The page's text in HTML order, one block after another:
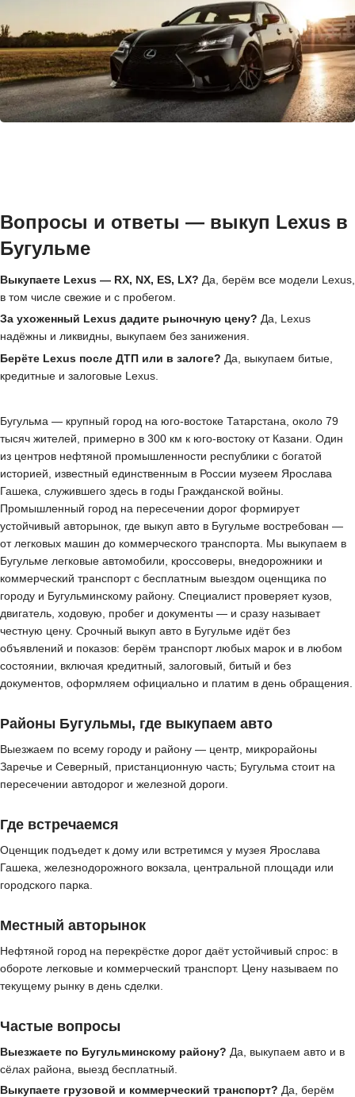
Вопросы и ответы — выкуп Lexus в
Бугульме
Выкупаете Lexus — RX, NX, ES, LX? Да, берём все модели Lexus,
в том числе свежие и с пробегом.
За ухоженный Lexus дадите рыночную цену? Да, Lexus
надёжны и ликвидны, выкупаем без занижения.
Берёте Lexus после ДТП или в залоге? Да, выкупаем битые,
кредитные и залоговые Lexus.
Бугульма — крупный город на юго-востоке Татарстана, около 79
тысяч жителей, примерно в 300 км к юго-востоку от Казани. Один
из центров нефтяной промышленности республики с богатой
историей, известный единственным в России музеем Ярослава
Гашека, служившего здесь в годы Гражданской войны.
Промышленный город на пересечении дорог формирует
устойчивый авторынок, где выкуп авто в Бугульме востребован —
от легковых машин до коммерческого транспорта. Мы выкупаем в
Бугульме легковые автомобили, кроссоверы, внедорожники и
коммерческий транспорт с бесплатным выездом оценщика по
городу и Бугульминскому району. Специалист проверяет кузов,
двигатель, ходовую, пробег и документы — и сразу называет
честную цену. Срочный выкуп авто в Бугульме идёт без
объявлений и показов: берём транспорт любых марок и в любом
состоянии, включая кредитный, залоговый, битый и без
документов, оформляем официально и платим в день обращения.
Районы Бугульмы, где выкупаем авто
Выезжаем по всему городу и району — центр, микрорайоны
Заречье и Северный, пристанционную часть; Бугульма стоит на
пересечении автодорог и железной дороги.
Где встречаемся
Оценщик подъедет к дому или встретимся у музея Ярослава
Гашека, железнодорожного вокзала, центральной площади или
городского парка.
Местный авторынок
Нефтяной город на перекрёстке дорог даёт устойчивый спрос: в
обороте легковые и коммерческий транспорт. Цену называем по
текущему рынку в день сделки.
Частые вопросы
Выезжаете по Бугульминскому району? Да, выкупаем авто и в
сёлах района, выезд бесплатный.
Выкупаете грузовой и коммерческий транспорт? Да, берём